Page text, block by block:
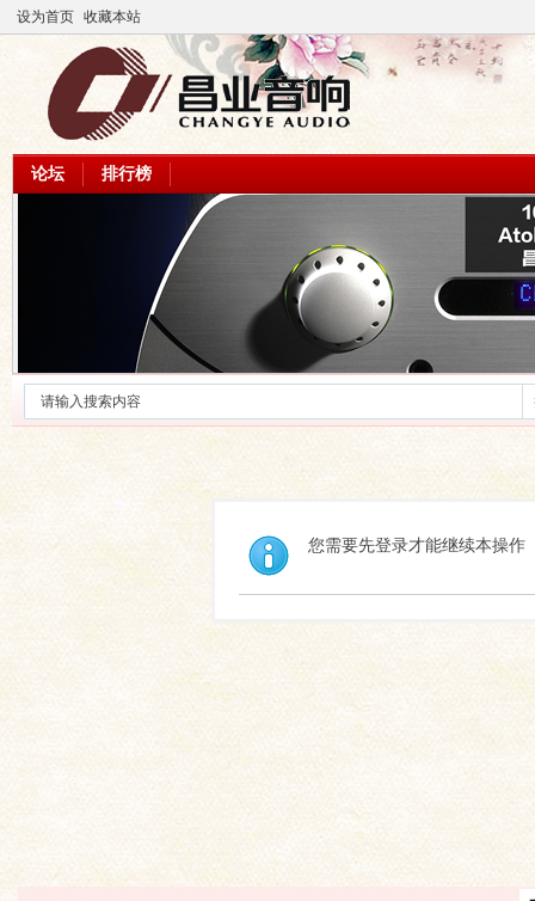
设为首页 收藏本站
论坛 排行榜
您需要先登录才能继续本操作